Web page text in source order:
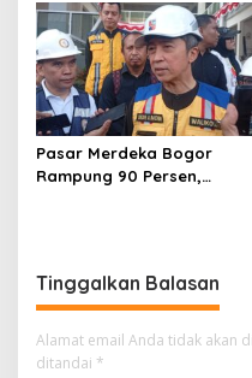
Makanan Bergizi Gratis
Pasar Merdeka Bogor
Rampung 90 Persen,
Tinggalkan Balasan
Alamat email Anda tidak akan
ditandai *